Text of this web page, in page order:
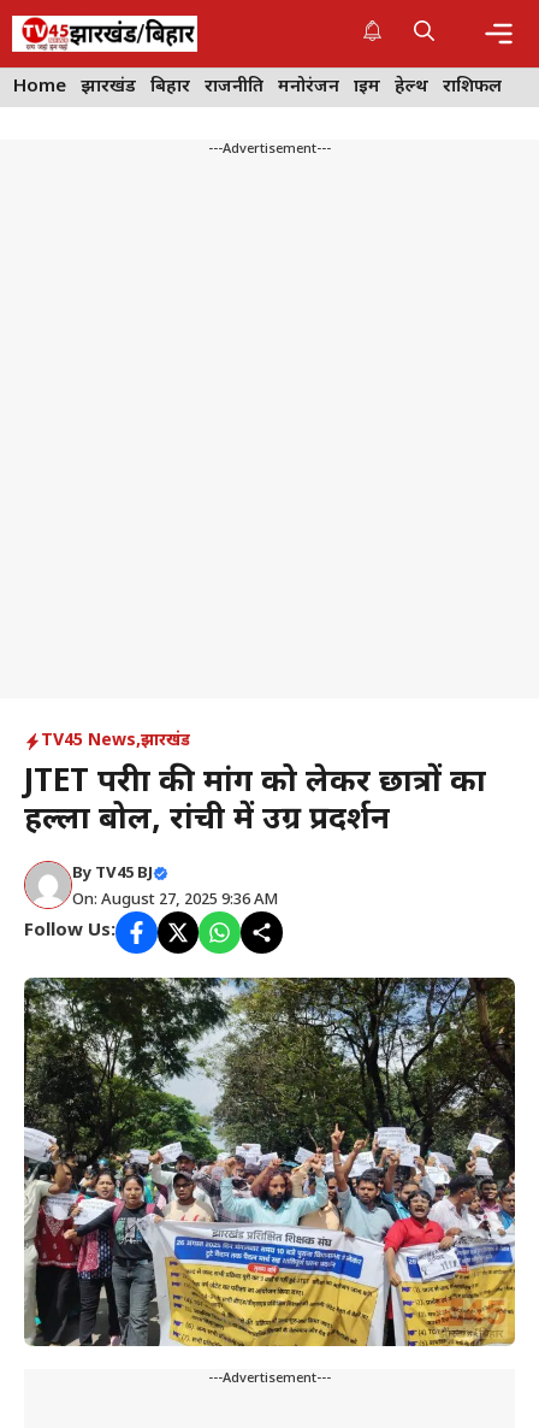
Skip
content
Home झारखंड बिहार राजनीति मनोरंजन क्राइम हेल्थ राशिफल
---Advertisement---
TV45 News,झारखंड
JTET परीक्षा की मांग को लेकर छात्रों का
हल्ला बोल, रांची में उग्र प्रदर्शन
By TV45 BJ
On: August 27, 2025 9:36 AM
Follow Us:
---Advertisement---